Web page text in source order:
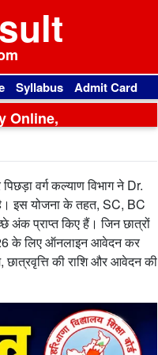
Syllabus Admit Card
Online,
वर्ग कल्याण विभाग ने Dr.
इस योजना के तहत, SC, BC
अंक प्राप्त किए हैं। जिन छात्रों
के लिए ऑनलाइन आवेदन कर
की राशि और आवेदन की